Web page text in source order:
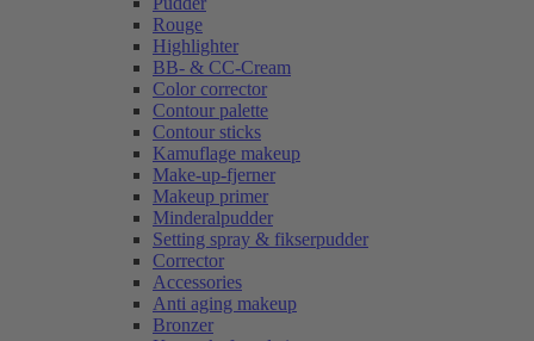
Rouge
Highlighter
BB- & CC-Cream
Color corrector
Contour palette
Contour sticks
Kamuflage makeup
Make-up-fjerner
Makeup primer
Minderalpudder
Setting spray & fikserpudder
Corrector
Accessories
Anti aging makeup
Bronzer